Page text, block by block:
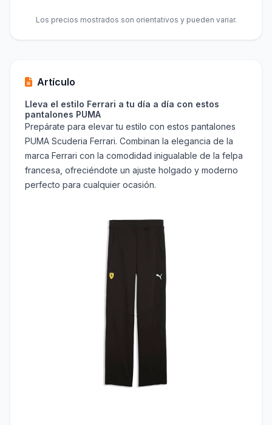
Los precios mostrados son orientativos y pueden variar.
Artículo
Lleva el estilo Ferrari a tu día a día con estos
pantalones PUMA
Prepárate para elevar tu estilo con estos pantalones
PUMA Scuderia Ferrari. Combinan la elegancia de la
marca Ferrari con la comodidad inigualable de la felpa
francesa, ofreciéndote un ajuste holgado y moderno
perfecto para cualquier ocasión.